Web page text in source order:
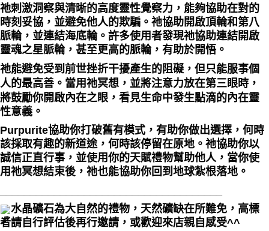
祂刺激洞察與清晰的高度靈性覺察力，能夠協助在對的
時刻妥協，並避免他人的欺騙。祂協助開啟頂輪和第八
脈輪，並連結海底輪。許多使用者發現祂協助連結開啟
靈魂之星脈輪，甚至更高的脈輪，有助於開悟。
祂能避免受到前世挫折干擾產生的阻礙，但只能服事個
人的最高善。當用祂冥想，並將注意力放在第三眼時，
將鼓勵你開啟內在之眼，看見生命中發生點滴的內在靈
性意義。
Purpurite協助你打破舊有模式，有助你做出選擇，何時
該採取有趣的新道途，何時該停留在原地。祂協助你以
誠信正直行事，並使用你的天賦禮物幫助他人，當你使
用祂冥想結束後，祂也能協助你回到地球紮根落地。
水晶礦石為大自然的禮物，天然礦缺在所難免，高標
者請自行評估後再行邀請，或歡迎來店親自感受^^